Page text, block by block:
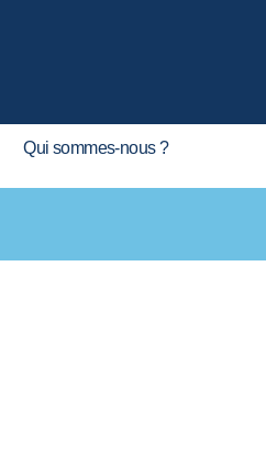
Qui sommes-nous ?